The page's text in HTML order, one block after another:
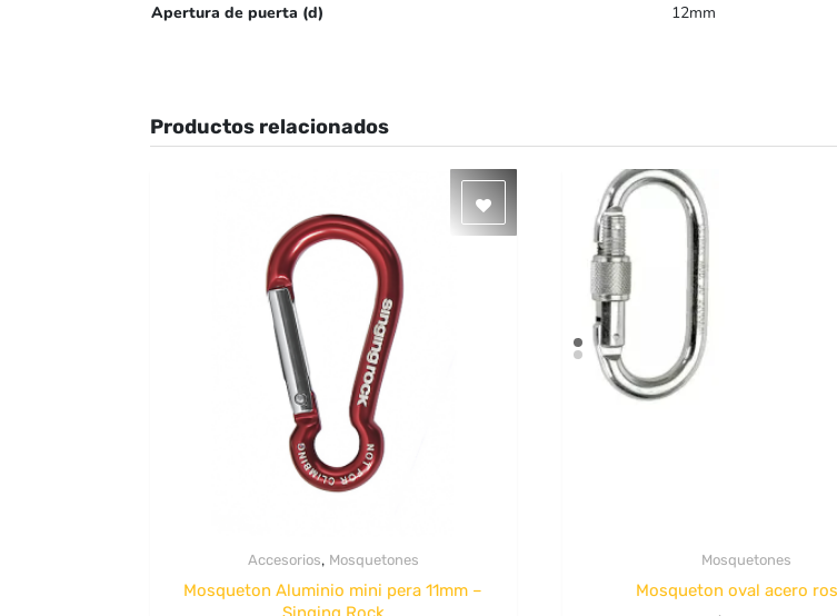
Apertura de puerta (d)
12mm
Productos relacionados
Accesorios, Mosquetones
Mosqueton Aluminio mini pera 11mm –
Mosquetones
Mosqueton oval acero